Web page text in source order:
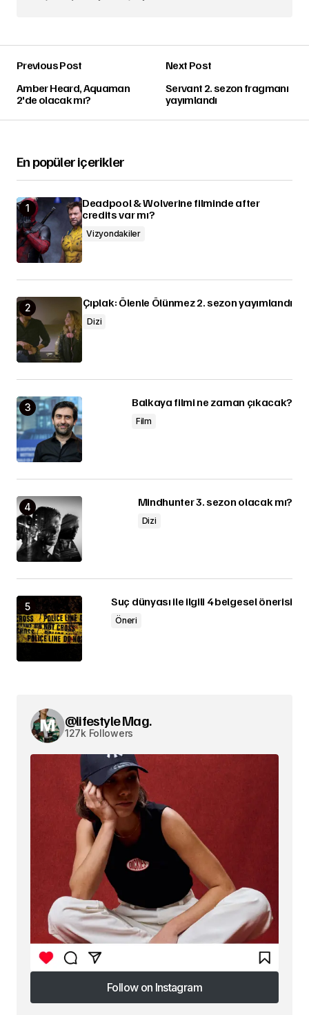
Previous Post
Amber Heard, Aquaman
2'de olacak mı?
Next Post
Servant 2. sezon fragmanı
yayımlandı
En popüler içerikler
Deadpool & Wolverine filminde after
credits var mı?
Vizyondakiler
Çıplak: Ölenle Ölünmez 2. sezon yayımlandı
Dizi
Balkaya filmi ne zaman çıkacak?
Film
Mindhunter 3. sezon olacak mı?
Dizi
Suç dünyası ile ilgili 4 belgesel önerisi
Öneri
@lifestyle Mag.
127k Followers
Follow on Instagram
Follow on Instagram